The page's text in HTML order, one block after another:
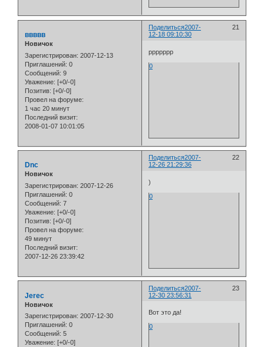
Поделиться 21
2007-
12-18 09:10:30
ввввв
Новичок
Зарегистрирован: 2007-12-13
Приглашений: 0
Сообщений: 9
Уважение: [+0/-0]
Позитив: [+0/-0]
Провел на форуме:
1 час 20 минут
Последний визит:
2008-01-07 10:01:05
ррррррр
0
Поделиться 22
2007-
12-26 21:29:36
Dnc
Новичок
Зарегистрирован: 2007-12-26
Приглашений: 0
Сообщений: 7
Уважение: [+0/-0]
Позитив: [+0/-0]
Провел на форуме:
49 минут
Последний визит:
2007-12-26 23:39:42
)
0
Поделиться 23
2007-
12-30 23:56:31
Jerec
Новичок
Зарегистрирован: 2007-12-30
Приглашений: 0
Сообщений: 5
Уважение: [+0/-0]
Вот это да!
0